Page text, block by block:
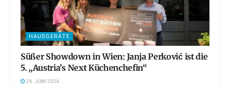
HAUSGERÄTE
Süßer Showdown in Wien: Janja Perković ist die
5. „Austria’s Next Küchenchefin“
26. JUNI 2026